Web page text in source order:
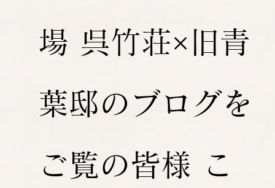
場 呉竹荘×旧青
葉邸のブログを
ご覧の皆様 こ